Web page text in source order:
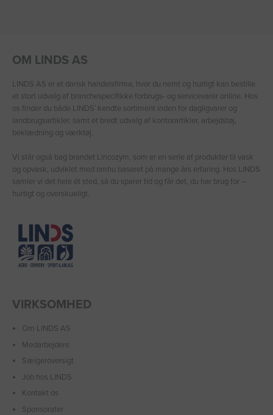
OM LINDS AS
LINDS AS er et dansk handelsfirma, hvor du nemt og hurtigt kan bestille
et stort udvalg af branchespecifikke forbrugs- og servicevarer online. Hos
os finder du både LINDS′ kendte sortiment inden for dagligvarer og
landbrugsartikler, samt et bredt udvalg af kontorartikler, arbejdstøj,
beklædning og værktøj.
Vi står også bag brandet Lincozym, som er en serie af produkter til vask
og opvask, udviklet med omhu baseret på mange års erfaring. Hos LINDS
samler vi det hele ét sted, så du sparer tid og får det, du har brug for –
hurtigt og overskueligt.
VIRKSOMHED
Om LINDS AS
Medarbejdere
Sælgeroversigt
Job hos LINDS
Kontakt os
Sponsorater